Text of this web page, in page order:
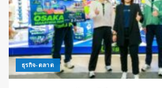
ธุรกิจ-ตลาด